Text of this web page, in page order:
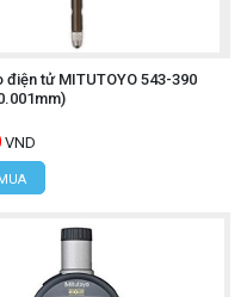
điện tử MITUTOYO 543-390
VND